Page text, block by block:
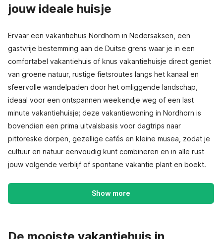
jouw ideale huisje
Ervaar een vakantiehuis Nordhorn in Nedersaksen, een
gastvrije bestemming aan de Duitse grens waar je in een
comfortabel vakantiehuis of knus vakantiehuisje direct geniet
van groene natuur, rustige fietsroutes langs het kanaal en
sfeervolle wandelpaden door het omliggende landschap,
ideaal voor een ontspannen weekendje weg of een last
minute vakantiehuisje; deze vakantiewoning in Nordhorn is
bovendien een prima uitvalsbasis voor dagtrips naar
pittoreske dorpen, gezellige cafés en kleine musea, zodat je
cultuur en natuur eenvoudig kunt combineren en in alle rust
jouw volgende verblijf of spontane vakantie plant en boekt.
Show more